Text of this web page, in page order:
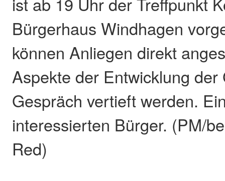
Bürgerhaus Windhagen
können Anliegen direkt
Aspekte der Entwicklung der
Gespräch vertieft werden.
interessierten Bürger. (PM/
Red)